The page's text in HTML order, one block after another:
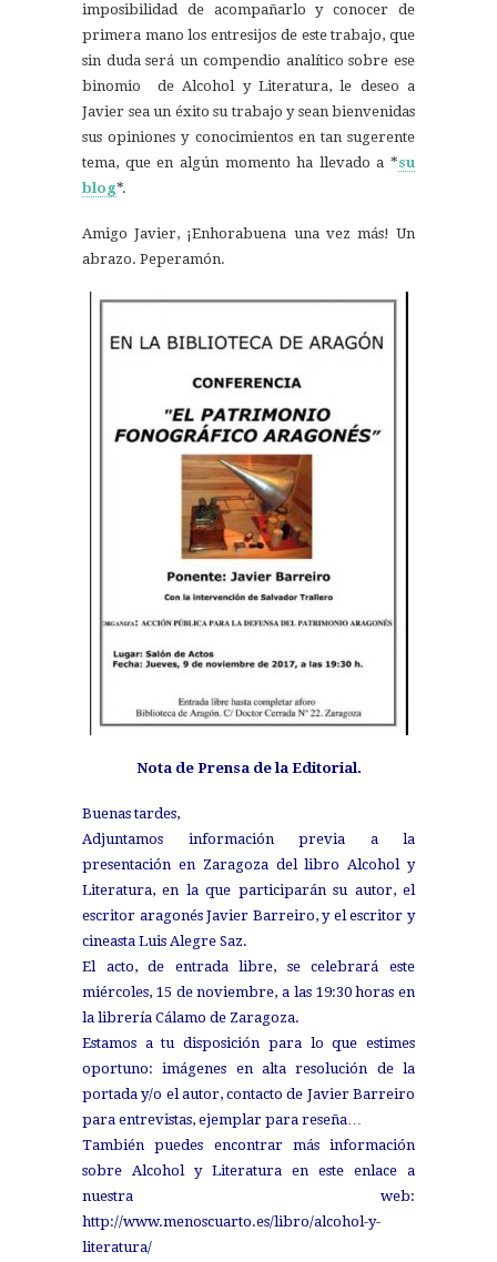
imposibilidad de acompañarlo y conocer de
primera mano los entresijos de este trabajo, que
sin duda será un compendio analítico sobre ese
binomio de Alcohol y Literatura, le deseo a
Javier sea un éxito su trabajo y sean bienvenidas
sus opiniones y conocimientos en tan sugerente
tema, que en algún momento ha llevado a *su
blog*.
Amigo Javier, ¡Enhorabuena una vez más! Un
abrazo. Peperamón.
Nota de Prensa de la Editorial.
Buenas tardes,
Adjuntamos información previa a la
presentación en Zaragoza del libro Alcohol y
Literatura, en la que participarán su autor, el
escritor aragonés Javier Barreiro, y el escritor y
cineasta Luis Alegre Saz.
El acto, de entrada libre, se celebrará este
miércoles, 15 de noviembre, a las 19:30 horas en
la librería Cálamo de Zaragoza.
Estamos a tu disposición para lo que estimes
oportuno: imágenes en alta resolución de la
portada y/o el autor, contacto de Javier Barreiro
para entrevistas, ejemplar para reseña…
También puedes encontrar más información
sobre Alcohol y Literatura en este enlace a
nuestra web:
http://www.menoscuarto.es/libro/alcohol-y-
literatura/